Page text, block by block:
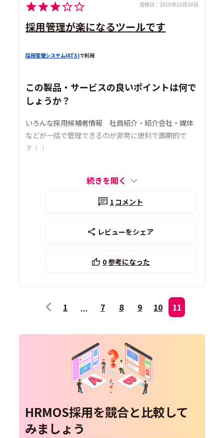
投稿日： 2018年10月24日
採用管理が楽になるツールです
採用管理システム(ATS)で利用
この製品・サービスの良いポイントは何で
しょうか？
いろんな採用候補者情報 社員紹介・紹介会社・媒体
などが一括で管理できるのが非常に便利で画期的で
す！！
続きを開く
1 コメント
レビューをシェア
0参考になった
1 7 8 9 10 11
HRMOS採用を競合と比較して
みましょう